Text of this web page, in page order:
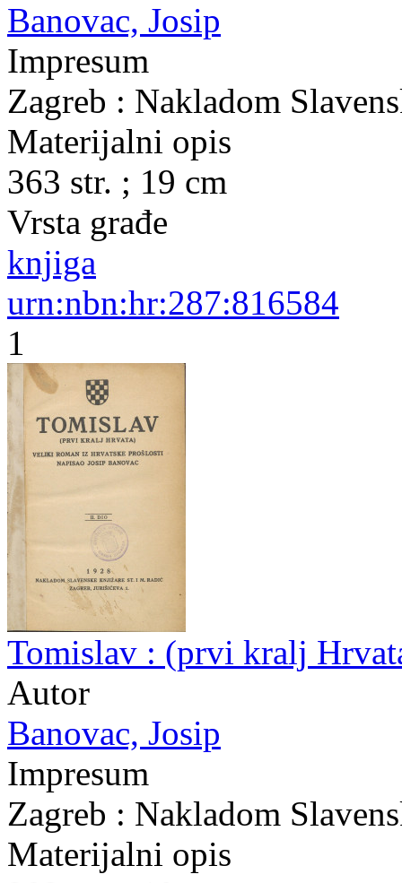
Banovac, Josip
Impresum
Zagreb : Nakladom
Materijalni opis
363 str. ; 19 cm
Vrsta građe
knjiga
urn:nbn:hr:287:816584
1
Tomislav : (prvi kralj
Autor
Banovac, Josip
Impresum
Zagreb : Nakladom
Materijalni opis